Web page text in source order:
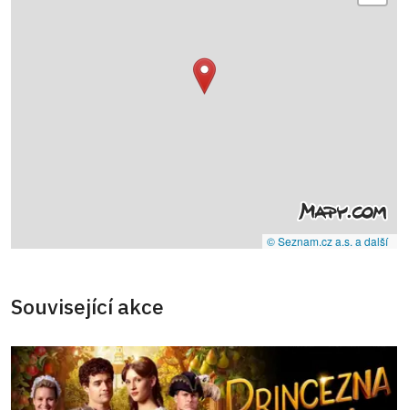
© Seznam.cz a.s. a další
Související akce